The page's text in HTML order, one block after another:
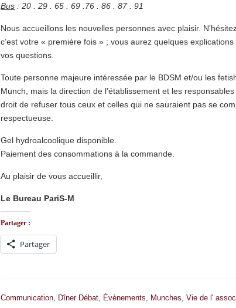
Bus : 20 . 29 . 65 . 69 .76 . 86 . 87 . 91
Nous accueillons les nouvelles personnes avec plaisir.
c’est votre « première fois » ; vous aurez quelques
vos questions.
Toute personne majeure intéressée par le BDSM et/ou les
Munch, mais la direction de l’établissement et les
droit de refuser tous ceux et celles qui ne sauraient pas se
respectueuse.
Gel hydroalcoolique disponible.
Paiement des consommations à la commande.
Au plaisir de vous accueillir,
Le Bureau PariS-M
Partager :
Partager
Communication, Dîner Débat, Évènements, Munches, Vie de l'